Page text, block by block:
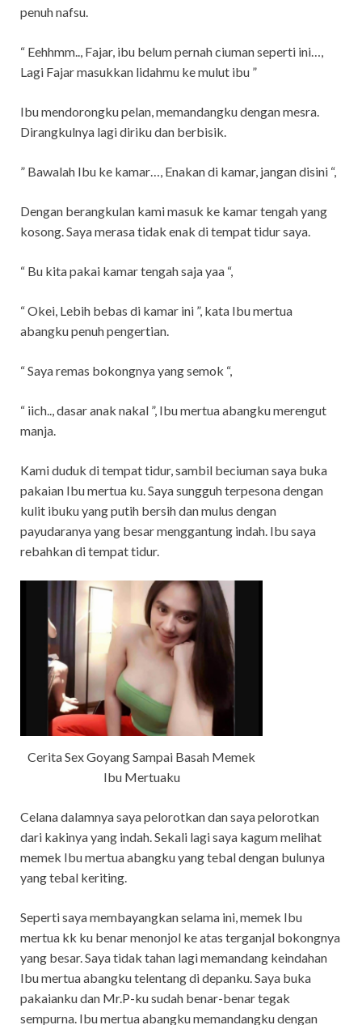
penuh nafsu.
“ Eehhmm.., Fajar, ibu belum pernah ciuman seperti ini…,
Lagi Fajar masukkan lidahmu ke mulut ibu ”
Ibu mendorongku pelan, memandangku dengan mesra.
Dirangkulnya lagi diriku dan berbisik.
” Bawalah Ibu ke kamar…, Enakan di kamar, jangan disini “,
Dengan berangkulan kami masuk ke kamar tengah yang
kosong. Saya merasa tidak enak di tempat tidur saya.
“ Bu kita pakai kamar tengah saja yaa “,
“ Okei, Lebih bebas di kamar ini ”, kata Ibu mertua
abangku penuh pengertian.
“ Saya remas bokongnya yang semok “,
“ iich.., dasar anak nakal ”, Ibu mertua abangku merengut
manja.
Kami duduk di tempat tidur, sambil beciuman saya buka
pakaian Ibu mertua ku. Saya sungguh terpesona dengan
kulit ibuku yang putih bersih dan mulus dengan
payudaranya yang besar menggantung indah. Ibu saya
rebahkan di tempat tidur.
Cerita Sex Goyang Sampai Basah Memek
Ibu Mertuaku
Celana dalamnya saya pelorotkan dan saya pelorotkan
dari kakinya yang indah. Sekali lagi saya kagum melihat
memek Ibu mertua abangku yang tebal dengan bulunya
yang tebal keriting.
Seperti saya membayangkan selama ini, memek Ibu
mertua kk ku benar menonjol ke atas terganjal bokongnya
yang besar. Saya tidak tahan lagi memandang keindahan
Ibu mertua abangku telentang di depanku. Saya buka
pakaianku dan Mr.P-ku sudah benar-benar tegak
sempurna. Ibu mertua abangku memandangku dengan